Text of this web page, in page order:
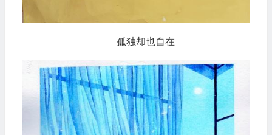
孤独却也自在